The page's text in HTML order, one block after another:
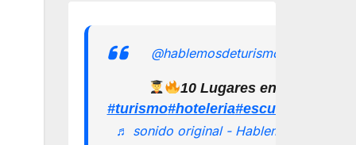
@hablemosdeturismomx
10 Lugares en los que
#turismo#hoteleria
♬ sonido original - Hablemos de